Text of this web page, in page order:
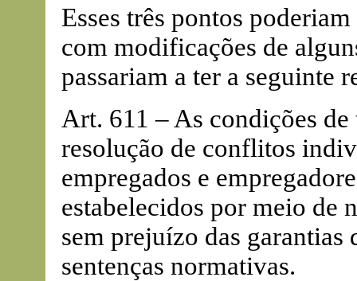
Esses três pontos
com modificações de
passariam a ter a seguinte
Art. 611 – As condições
resolução de conflitos
empregados e
estabelecidos por meio de
sem prejuízo das garantias
sentenças normativas.